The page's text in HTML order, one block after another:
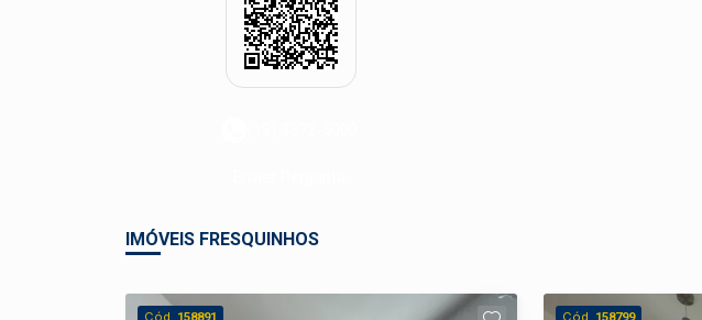
IMÓVEIS FRESQUINHOS
Cód. Cód.